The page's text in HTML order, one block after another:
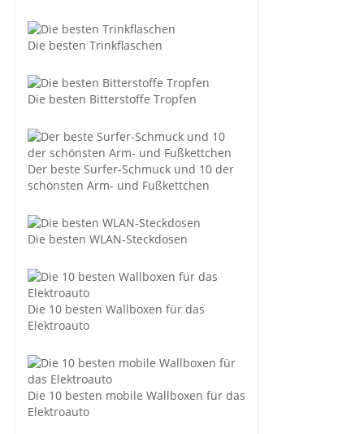
Die besten Trinkflaschen
Die besten Bitterstoffe Tropfen
Der beste Surfer-Schmuck und 10 der
schönsten Arm- und Fußkettchen
Die besten WLAN-Steckdosen
Die 10 besten Wallboxen für das
Elektroauto
Die 10 besten mobile Wallboxen für das
Elektroauto